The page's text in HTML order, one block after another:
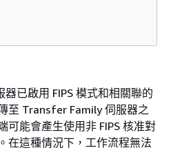
已啟用 FIPS 模式和相關聯的
至 Transfer Family 伺服器之
可能會產生使用非 FIPS 核准對
在這種情況下，工作流程無法